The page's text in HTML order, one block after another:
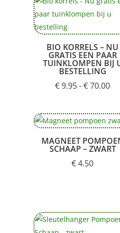
BIO KORRELS – NU
GRATIS EEN PAAR
TUINKLOMPEN BIJ
BESTELLING
€9.95-€70.00
tot
€
MAGNEET
SCHAAP – ZWART
€4.50